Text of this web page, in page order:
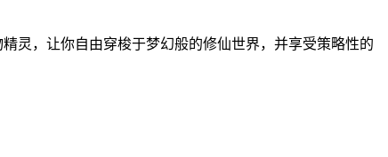
灵，让你自由穿梭于梦幻般的修仙世界，并享受策略性的